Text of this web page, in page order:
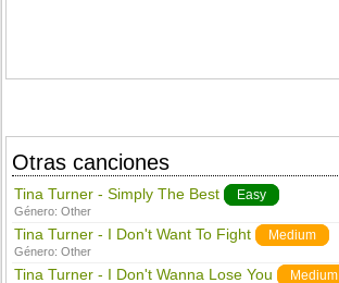
Otras canciones
Tina Turner - Simply The Best Easy
Género:Other
Tina Turner - I Don't Want To Fight Medium
Género:Other
Tina Turner - I Don't Wanna Lose You Medium